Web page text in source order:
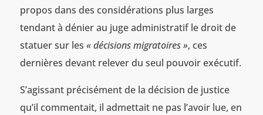
propos dans des considérations plus larges
tendant à dénier au juge administratif le droit de
statuer sur les « décisions migratoires », ces
dernières devant relever du seul pouvoir exécutif.
S’agissant précisément de la décision de justice
qu’il commentait, il admettait ne pas l’avoir lue, en